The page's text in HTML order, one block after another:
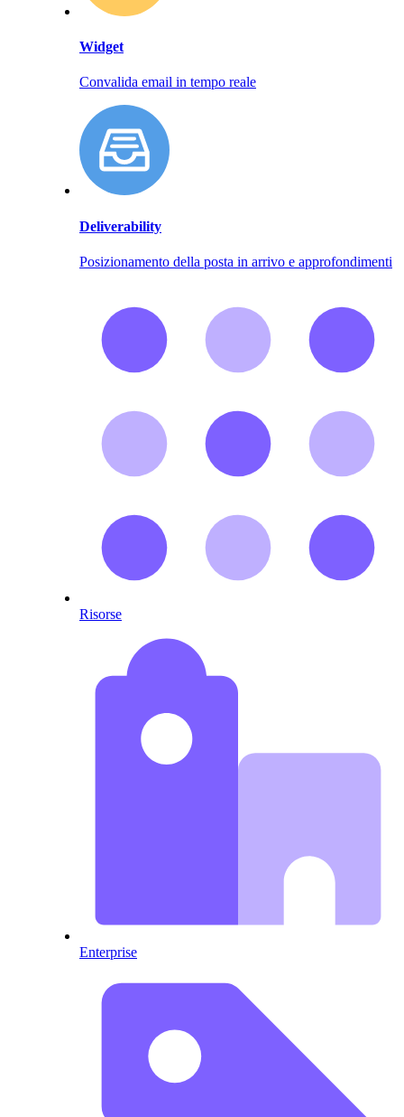
Widget
Convalida email in tempo reale
Deliverability
Posizionamento della posta in arrivo e approfondimenti
Risorse
Enterprise